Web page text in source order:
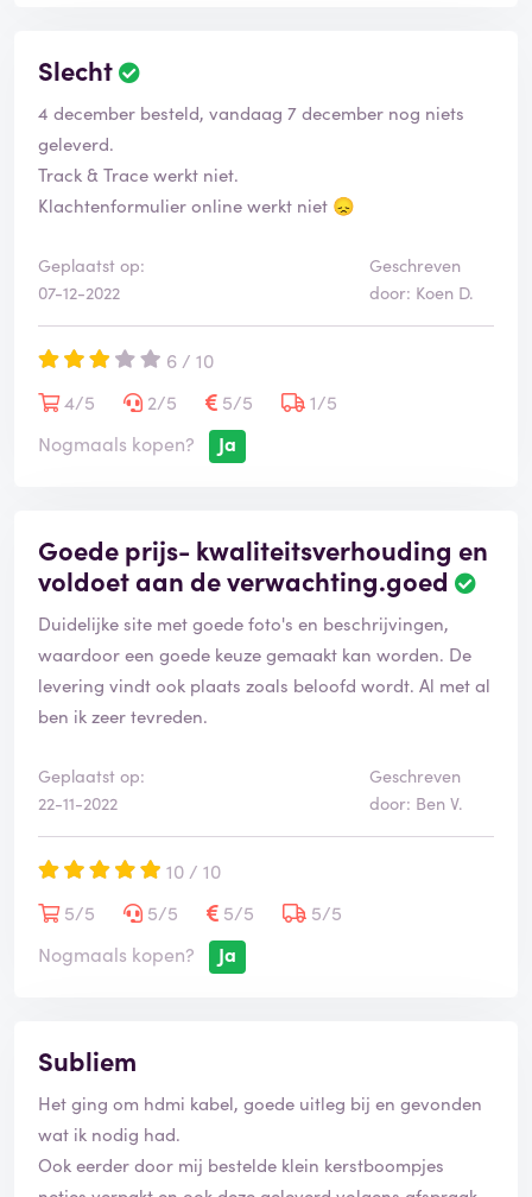
Slecht
4 december besteld, vandaag 7 december nog niets
geleverd.
Track & Trace werkt niet.
Klachtenformulier online werkt niet 😞
Geplaatst op:
07-12-2022
Geschreven
door: Koen D.
6 / 10
4/5
2/5 5/5
1/5
Nogmaals kopen?
Ja
Goede prijs- kwaliteitsverhouding en
voldoet aan de verwachting.goed
Duidelijke site met goede foto's en beschrijvingen,
waardoor een goede keuze gemaakt kan worden. De
levering vindt ook plaats zoals beloofd wordt. Al met al
ben ik zeer tevreden.
Geplaatst op:
22-11-2022
Geschreven
door: Ben V.
10 / 10
5/5
5/5 5/5
5/5
Nogmaals kopen?
Ja
Subliem
Het ging om hdmi kabel, goede uitleg bij en gevonden
wat ik nodig had.
Ook eerder door mij bestelde klein kerstboompjes